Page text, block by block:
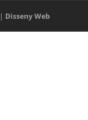
| Disseny Web